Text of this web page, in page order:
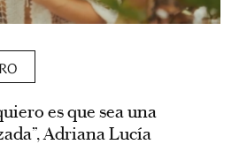
es que sea una
Adriana Lucía